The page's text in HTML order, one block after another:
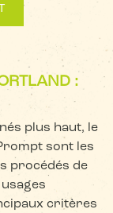
:
plus haut, le
sont les
procédés de
critères